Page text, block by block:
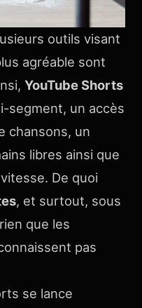
outils visant
agréable sont
YouTube Shorts
segment, un accès
chansons, un
libres ainsi que
De quoi
, et surtout, sous
que les
pas
se lance